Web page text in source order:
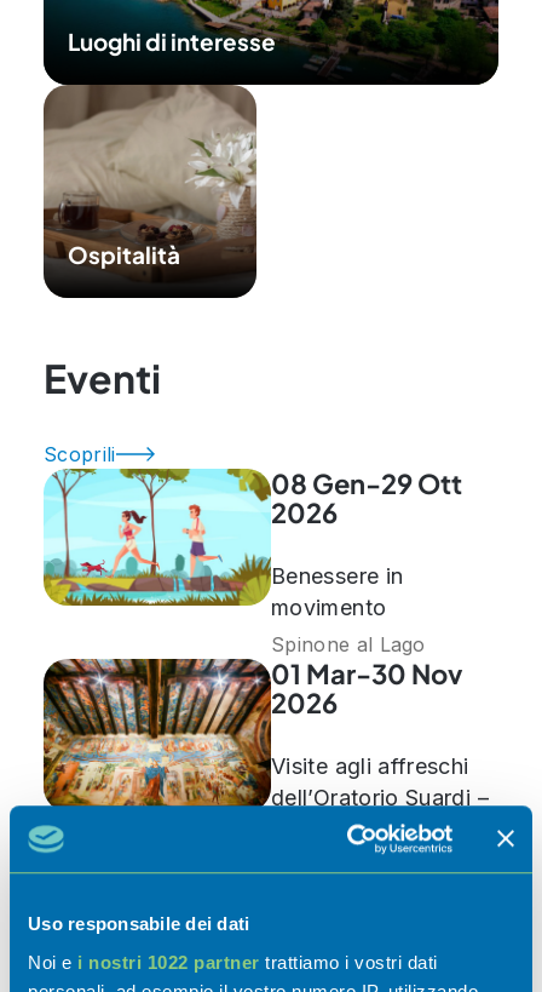
Uso responsabile dei dati
Noi e i nostri 1022 partner trattiamo i vostri dati
Luoghi di interesse
Ospitalità
Eventi
Scoprili
08 Gen-29 Ott
2026
Benessere in
movimento
Spinone al Lago
01 Mar-30 Nov
2026
Visite agli affreschi
dell’Oratorio Suardi –
Stagione 2026
Trescore Balneario